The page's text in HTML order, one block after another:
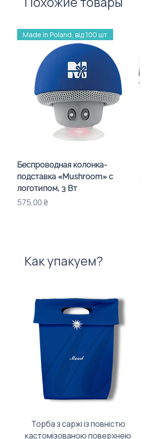
Made in Poland, від 100 шт
Беспроводная колонка-
подставка «Mushroom» с
логотипом, 3 Вт
Цена
575,00 ₴
Как упакуем?
Торба з саржі із повністю
кастомізованою поверхнею